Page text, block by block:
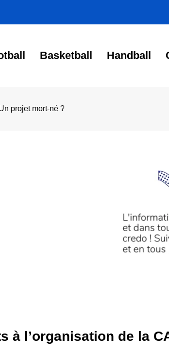
Basketball Handball
projet mort-né ?
à l’organisation de la